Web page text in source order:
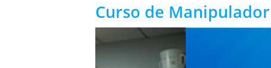
Curso de
Anterior